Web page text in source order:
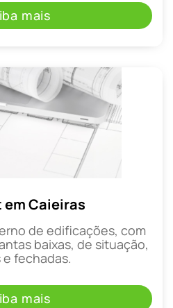
mais
em Caieiras
de edificações, com
baixas, de situação,
fechadas.
mais